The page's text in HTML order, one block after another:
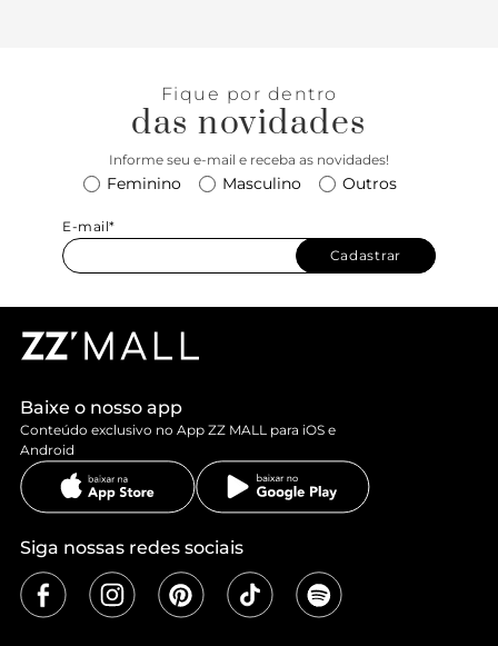
Fique por dentro
das novidades
Informe seu e-mail e receba as novidades!
Feminino Masculino Outros
E-mail*
Cadastrar
Baixe o nosso app
Conteúdo exclusivo no App ZZ MALL para iOS e
Android
Siga nossas redes sociais